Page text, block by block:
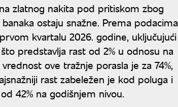
zlatnog nakita pod pritiskom zbog
ostaju snažne. Prema podacima
kvartalu 2026. godine, uključujući
predstavlja rast od 2% u odnosu na
ove tražnje porasla je za 74%,
rast zabeležen je kod poluga i
42% na godišnjem nivou.